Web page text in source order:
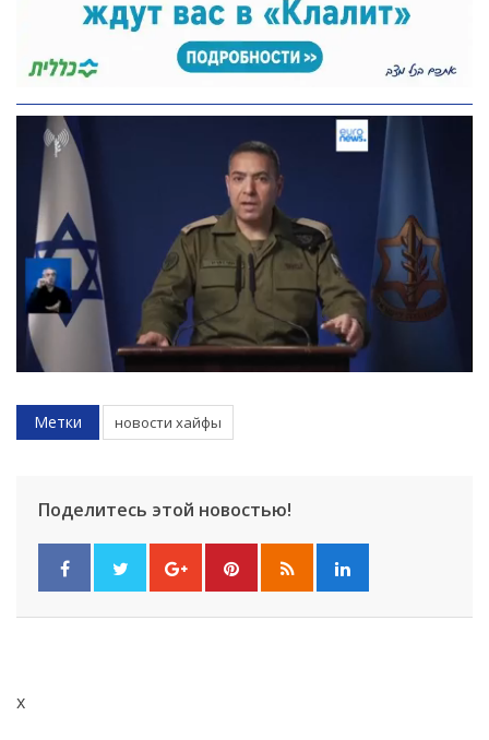
Метки новости хайфы
Поделитесь этой новостью!
x